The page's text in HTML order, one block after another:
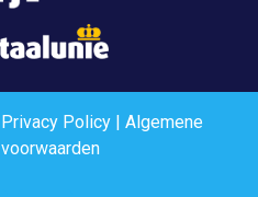
Privacy Policy| Algemene
voorwaarden